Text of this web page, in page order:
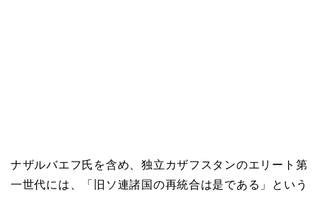
ナザルバエフ氏を含め、独立カザフスタンのエリート第
一世代には、「旧ソ連諸国の再統合は是である」という